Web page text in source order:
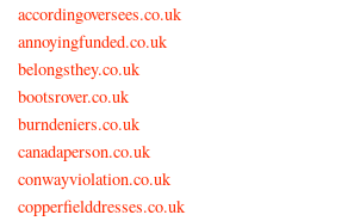
accordingoversees.co.uk
annoyingfunded.co.uk
belongsthey.co.uk
bootsrover.co.uk
burndeniers.co.uk
canadaperson.co.uk
conwayviolation.co.uk
copperfielddresses.co.uk